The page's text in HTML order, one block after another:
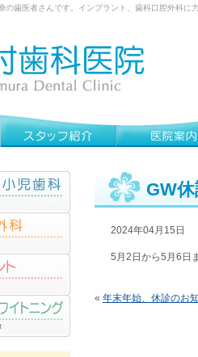
の歯医者さんです。インプラント、歯科口腔外科
GW
2024年04月15日
5月2日から5月6日
« 年末年始、休診のお